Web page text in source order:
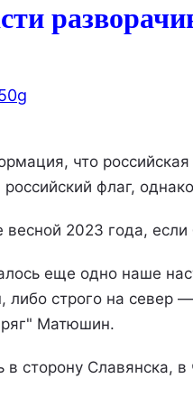
что
флаг,
весной 2023 года,
еще одно наше
строго на
Матюшин.
сторону Славянска,